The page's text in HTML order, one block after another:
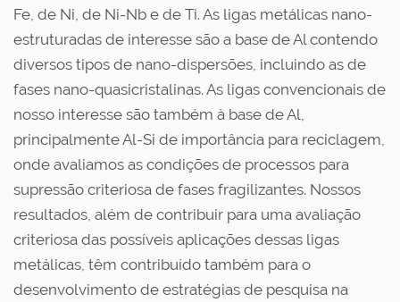
Fe, de Ni, de Ni-Nb e de Ti. As ligas metálicas nano-
estruturadas de interesse são a base de Al contendo
diversos tipos de nano-dispersões, incluindo as de
fases nano-quasicristalinas. As ligas convencionais de
nosso interesse são também à base de Al,
principalmente Al-Si de importância para reciclagem,
onde avaliamos as condições de processos para
supressão criteriosa de fases fragilizantes. Nossos
resultados, além de contribuir para uma avaliação
criteriosa das possíveis aplicações dessas ligas
metálicas, têm contribuído também para o
desenvolvimento de estratégias de pesquisa na